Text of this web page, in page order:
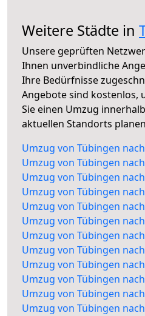
Weitere Städte in
Unsere geprüften
Ihnen unverbindliche
Ihre Bedürfnisse
Angebote sind kostenlos,
Sie einen Umzug
aktuellen Standorts
Umzug von Tübingen
Umzug von Tübingen
Umzug von Tübingen
Umzug von Tübingen
Umzug von Tübingen
Umzug von Tübingen
Umzug von Tübingen
Umzug von Tübingen
Umzug von Tübingen
Umzug von Tübingen
Umzug von Tübingen
Umzug von Tübingen